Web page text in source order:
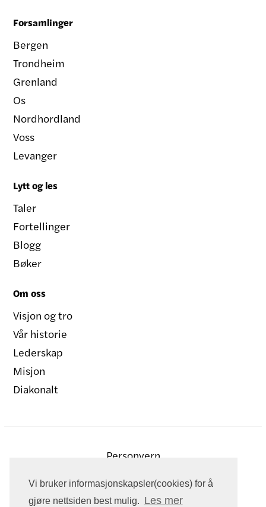
Vi bruker informasjonskapsler(cookies) for å
gjøre nettsiden best mulig. Les mer
Forsamlinger
Bergen
Trondheim
Grenland
Os
Nordhordland
Voss
Levanger
Lytt og les
Taler
Fortellinger
Blogg
Bøker
Om oss
Visjon og tro
Vår historie
Lederskap
Misjon
Diakonalt
Personvern